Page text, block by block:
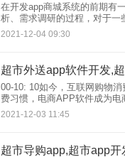
在开发app商城系统的前期有
析、需求调研的过程，对于一
通中小企业尤其是初创公司来
商城app开发公司也是在开发
2021-12-04 09:30
00-10: 10如今，互联网购物
费习惯，电商APP软件成为电
互联网平台社区，某超市APP
台为人们提供更加便捷的互联
2021-12-03 11:45
超市导购app,超市app开